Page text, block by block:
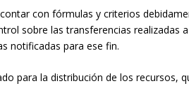
con fórmulas y criterios
sobre las transferencias
notificadas para ese fin.
para la distribución de los recursos,